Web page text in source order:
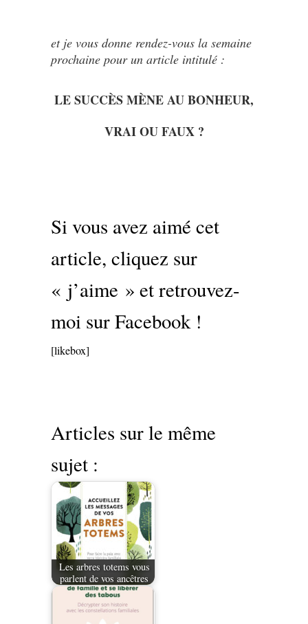
et je vous donne rendez-vous la semaine
prochaine pour un article intitulé :
LE SUCCÈS MÈNE AU BONHEUR,
VRAI OU FAUX ?
Si vous avez aimé cet
article, cliquez sur
« j’aime » et retrouvez-
moi sur Facebook !
[likebox]
Articles sur le même
sujet :
Les arbres totems vous
parlent de vos ancêtres